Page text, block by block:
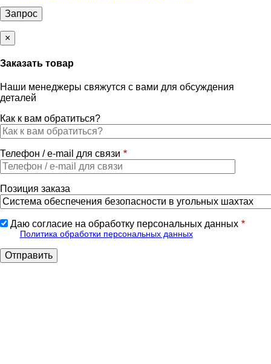
×
Заказать товар
Наши менеджеры свяжутся с вами для обсуждения
деталей
Как к вам обратиться?
Телефон / e-mail для связи
Позиция заказа
Даю согласие на обработку персональных данных
Политика обработки персональных данных